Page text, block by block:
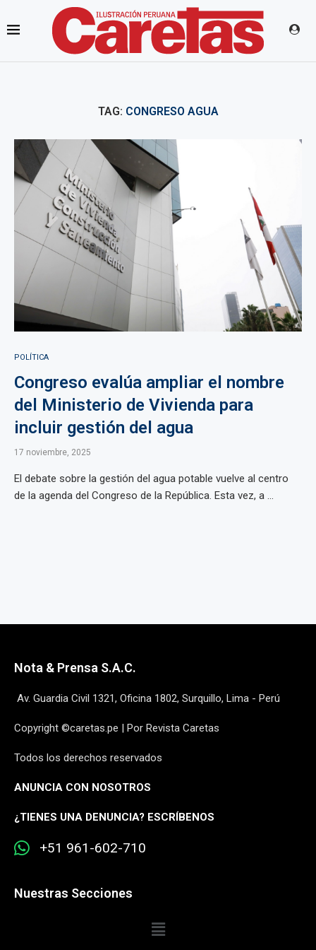
TAG: CONGRESO AGUA
POLÍTICA
Congreso evalúa ampliar el nombre
del Ministerio de Vivienda para
incluir gestión del agua
17 noviembre, 2025
El debate sobre la gestión del agua potable vuelve al centro
de la agenda del Congreso de la República. Esta vez, a ...
Nota & Prensa S.A.C.
Av. Guardia Civil 1321, Oficina 1802, Surquillo, Lima - Perú
Copyright ©caretas.pe | Por Revista Caretas
Todos los derechos reservados
ANUNCIA CON NOSOTROS
¿TIENES UNA DENUNCIA? ESCRÍBENOS
+51 961-602-710
Nuestras Secciones